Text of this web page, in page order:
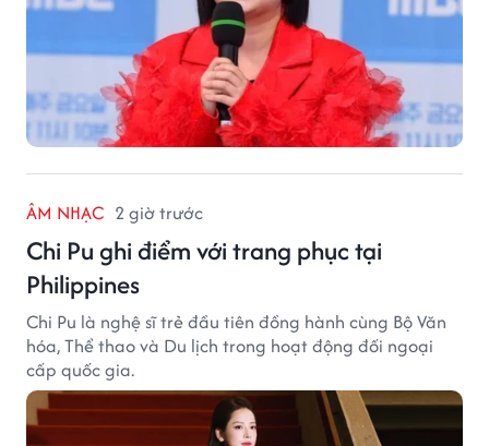
ÂM NHẠC 2 giờ trước
Chi Pu ghi điểm với trang phục tại
Philippines
Chi Pu là nghệ sĩ trẻ đầu tiên đồng hành cùng Bộ Văn
hóa, Thể thao và Du lịch trong hoạt động đối ngoại
cấp quốc gia.